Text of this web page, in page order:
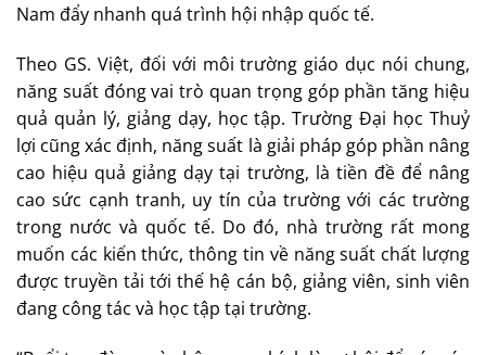
Nam đẩy nhanh quá trình hội nhập quốc tế.
Theo GS. Việt, đối với môi trường giáo dục nói chung,
năng suất đóng vai trò quan trọng góp phần tăng hiệu
quả quản lý, giảng dạy, học tập. Trường Đại học Thuỷ
lợi cũng xác định, năng suất là giải pháp góp phần nâng
cao hiệu quả giảng dạy tại trường, là tiền đề để nâng
cao sức cạnh tranh, uy tín của trường với các trường
trong nước và quốc tế. Do đó, nhà trường rất mong
muốn các kiến thức, thông tin về năng suất chất lượng
được truyền tải tới thế hệ cán bộ, giảng viên, sinh viên
đang công tác và học tập tại trường.